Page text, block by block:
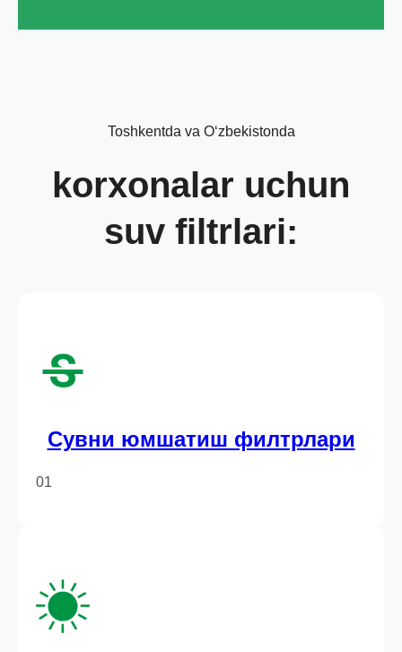
Toshkentda va Oʻzbekistonda
korxonalar uchun
suv filtrlari:
Сувни юмшатиш филтрлари
01